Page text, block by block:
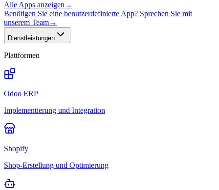
Alle Apps anzeigen →
Benötigen Sie eine benutzerdefinierte App? Sprechen Sie mit
unserem Team→
Dienstleistungen
Plattformen
Odoo ERP
Implementierung und Integration
Shopify
Shop-Erstellung und Optimierung